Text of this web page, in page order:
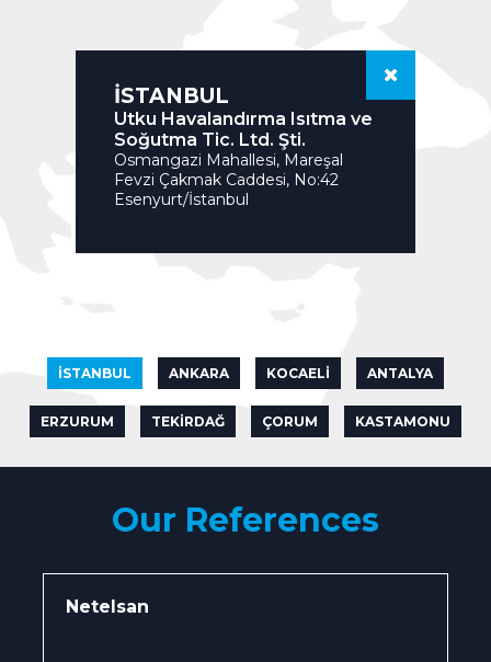
İSTANBUL
Utku Havalandırma Isıtma ve
Soğutma Tic. Ltd. Şti.
Osmangazi Mahallesi, Mareşal
Fevzi Çakmak Caddesi, No:42
Esenyurt/İstanbul
İSTANBUL ANKARA KOCAELİ ANTALYA
ERZURUM TEKİRDAĞ ÇORUM KASTAMONU
Our References
Netelsan